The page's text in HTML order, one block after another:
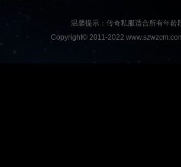
温馨提示：传奇私服适合所有年
Copyright© 2011-2022